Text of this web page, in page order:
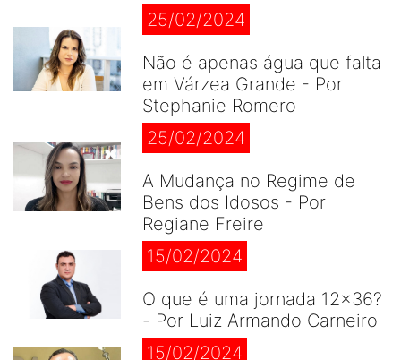
25/02/2024
Não é apenas água que falta
em Várzea Grande - Por
Stephanie Romero
25/02/2024
A Mudança no Regime de
Bens dos Idosos - Por
Regiane Freire
15/02/2024
O que é uma jornada 12×36?
- Por Luiz Armando Carneiro
15/02/2024